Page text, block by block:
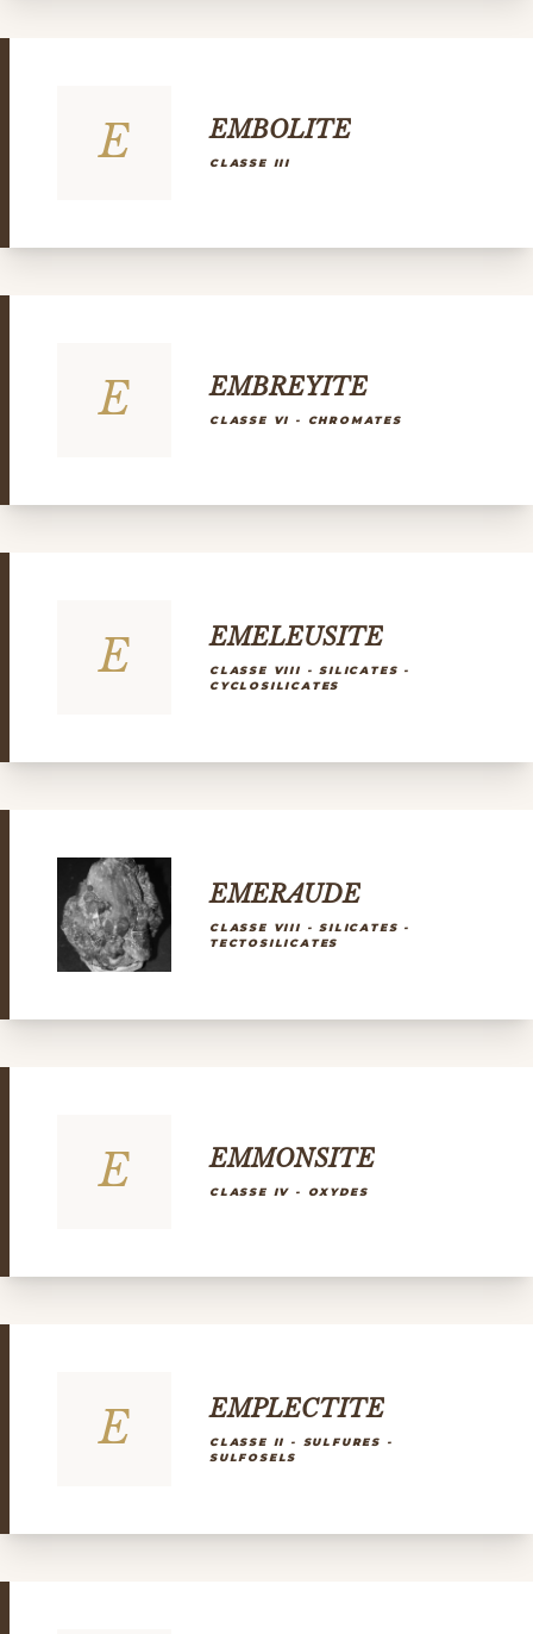
E EMBOLITE
CLASSE III
E EMBREYITE
CLASSE VI - CHROMATES
E EMELEUSITE
CLASSE VIII - SILICATES -
CYCLOSILICATES
EMERAUDE
CLASSE VIII - SILICATES -
TECTOSILICATES
E EMMONSITE
CLASSE IV - OXYDES
E EMPLECTITE
CLASSE II - SULFURES -
SULFOSELS